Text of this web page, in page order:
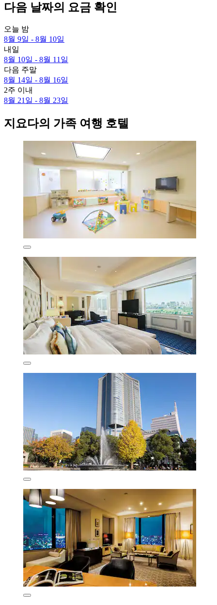
다음 날짜의 요금 확인
오늘 밤
8월 9일 - 8월 10일
내일
8월 10일 - 8월 11일
다음 주말
8월 14일 - 8월 16일
2주 이내
8월 21일 - 8월 23일
지요다의 가족 여행 호텔